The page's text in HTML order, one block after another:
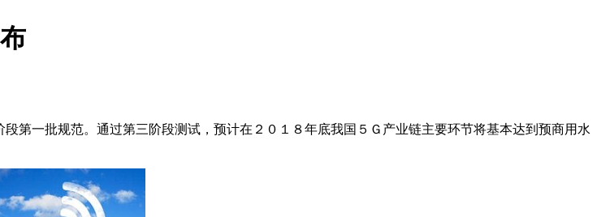
第一批规范。通过第三阶段测试，预计在２０１８年底我国５Ｇ产业链主要环节将基本达到预商用水